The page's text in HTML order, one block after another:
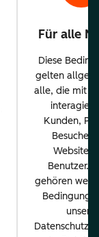
Für alle
Diese
gelten
alle, die mit
Kunden,
Besucher
Website
Benutzer.
gehören
unsere